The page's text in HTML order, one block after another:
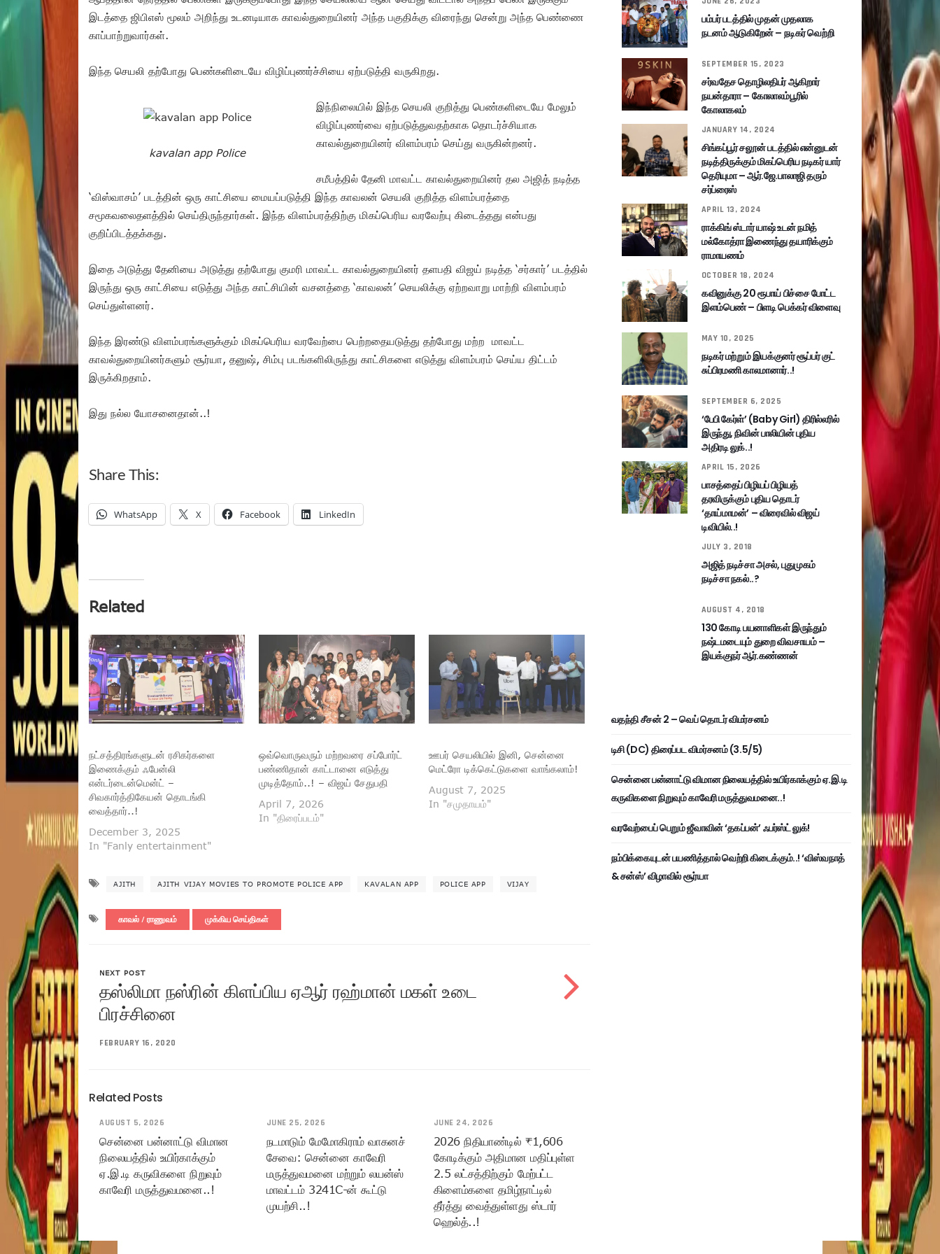
இடத்தை ஜிபிஎஸ் மூலம் அறிந்து உடனடியாக காவல்துறையினர் அந்த பகுதிக்கு விரைந்து சென்று அந்த பெண்ணை
காப்பாற்றுவார்கள்.
இந்த செயலி தற்போது பெண்களிடையே விழிப்புணர்ச்சியை ஏற்படுத்தி வருகிறது.
kavalan app Police
இந்நிலையில் இந்த செயலி குறித்து பெண்களிடையே மேலும்
விழிப்புணர்வை ஏற்படுத்துவதற்காக தொடர்ச்சியாக
காவல்துறையினர் விளம்பரம் செய்து வருகின்றனர்.
சமீபத்தில் தேனி மாவட்ட காவல்துறையினர் தல அஜித் நடித்த
‘விஸ்வாசம்’ படத்தின் ஒரு காட்சியை மையப்படுத்தி இந்த காவலன் செயலி குறித்த விளம்பரத்தை
சமூகவலைதளத்தில் செய்திருந்தார்கள். இந்த விளம்பரத்திற்கு மிகப்பெரிய வரவேற்பு கிடைத்தது என்பது
குறிப்பிடத்தக்கது.
இதை அடுத்து தேனியை அடுத்து தற்போது குமரி மாவட்ட காவல்துறையினர் தளபதி விஜய் நடித்த ‘சர்கார்’ படத்தில்
இருந்து ஒரு காட்சியை எடுத்து அந்த காட்சியின் வசனத்தை ‘காவலன்’ செயலிக்கு ஏற்றவாறு மாற்றி விளம்பரம்
செய்துள்ளனர்.
இந்த இரண்டு விளம்பரங்களுக்கும் மிகப்பெரிய வரவேற்பை பெற்றதையடுத்து தற்போது மற்ற மாவட்ட
காவல்துறையினர்களும் சூர்யா, தனுஷ், சிம்பு படங்களிலிருந்து காட்சிகளை எடுத்து விளம்பரம் செய்ய திட்டம்
இருக்கிறதாம்.
இது நல்ல யோசனைதான்..!
Share This:
WhatsApp X Facebook LinkedIn
Related
நட்சத்திரங்களுடன் ரசிகர்களை
இணைக்கும் ஃபேன்லி
என்டர்டைன்மென்ட் –
சிவகார்த்திகேயன் தொடங்கி
வைத்தார்..!
December 3, 2025
In "Fanly entertainment"
ஒவ்வொருவரும் மற்றவரை சப்போர்ட்
பண்ணிதான் காட்டானை எடுத்து
முடித்தோம்..! – விஜய் சேதுபதி
April 7, 2026
In "திரைப்படம்"
ஊபர் செயலியில் இனி, சென்னை
மெட்ரோ டிக்கெட்டுகளை வாங்கலாம்!
August 7, 2025
In "சமுதாயம்"
AJITH AJITH VIJAY MOVIES TO PROMOTE POLICE APP KAVALAN APP POLICE APP VIJAY
காவல் / ராணுவம் முக்கிய செய்திகள்
NEXT POST
தஸ்லிமா நஸ்ரின் கிளப்பிய ஏஆர் ரஹ்மான் மகள் உடை
பிரச்சினை
FEBRUARY 16, 2020
Related Posts
AUGUST 5, 2026
சென்னை பன்னாட்டு விமான
நிலையத்தில் உயிர்காக்கும்
ஏ.இ.டி கருவிகளை நிறுவும்
காவேரி மருத்துவமனை..!
JUNE 25, 2026
நடமாடும் மேமோகிராம் வாகனச்
சேவை: சென்னை காவேரி
மருத்துவமனை மற்றும் லயன்ஸ்
மாவட்டம் 3241C-ன் கூட்டு
முயற்சி..!
JUNE 24, 2026
2026 நிதியாண்டில் ₹1,606
கோடிக்கும் அதிமான மதிப்புள்ள
2.5 லட்சத்திற்கும் மேற்பட்ட
கிளைம்களை தமிழ்நாட்டில்
தீர்த்து வைத்துள்ளது ஸ்டார்
ஹெல்த்..!
பம்பர் படத்தில் முதன் முதலாக
நடனம் ஆடுகிறேன் – நடிகர் வெற்றி
SEPTEMBER 15, 2023
சர்வதேச தொழிலதிபர் ஆகிறார்
நயன்தாரா – கோலாலம்பூரில்
கோலாகலம்
JANUARY 14, 2024
சிங்கப்பூர் சலூன் படத்தில் என்னுடன்
நடித்திருக்கும் மிகப்பெரிய நடிகர் யார்
தெரியுமா – ஆர்.ஜே.பாலாஜி தரும்
சர்ப்ரைஸ்
APRIL 13, 2024
ராக்கிங் ஸ்டார் யாஷ் உடன் நமித்
மல்கோத்ரா இணைந்து தயாரிக்கும்
ராமாயணம்
OCTOBER 18, 2024
கவினுக்கு 20 ரூபாய் பிச்சை போட்ட
இளம்பெண் – பிளடி பெக்கர் விளைவு
MAY 10, 2025
நடிகர் மற்றும் இயக்குனர் சூப்பர் குட்
சுப்பிரமணி காலமானார்..!
SEPTEMBER 6, 2025
‘பேபி கேர்ள்’ (Baby Girl) திரில்லரில்
இருந்து, நிவின் பாலியின் புதிய
அதிரடி லுக்..!
APRIL 15, 2026
பாசத்தைப் பிழியப் பிழியத்
தரவிருக்கும் புதிய தொடர்
‘தாய்மாமன்’ – விரைவில் விஜய்
டிவியில்..!
JULY 3, 2018
அஜித் நடிச்சா அசல், புதுமுகம்
நடிச்சா நகல்..?
AUGUST 4, 2018
130 கோடி பயனாளிகள் இருந்தும்
நஷ்டமடையும் துறை விவசாயம் –
இயக்குநர் ஆர்.கண்ணன்
வதந்தி சீசன் 2 – வெப் தொடர் விமர்சனம்
டிசி (DC) திரைப்பட விமர்சனம் (3.5/5)
சென்னை பன்னாட்டு விமான நிலையத்தில் உயிர்காக்கும் ஏ.இ.டி
கருவிகளை நிறுவும் காவேரி மருத்துவமனை..!
வரவேற்பைப் பெறும் ஜீவாவின் ‘தகப்பன்’ ஃபர்ஸ்ட் லுக்!
நம்பிக்கையுடன் பயணித்தால் வெற்றி கிடைக்கும்..! ‘விஸ்வநாத்
& சன்ஸ்’ விழாவில் சூர்யா